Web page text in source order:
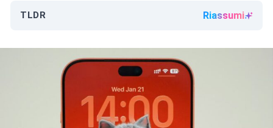
TLDR Riassumi